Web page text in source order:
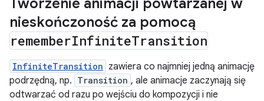
Tworzenie animacji powtarzanej w
nieskończoność za pomocą
rememberInfiniteTransition
InfiniteTransition zawiera co najmniej jedną animację
podrzędną, np. Transition , ale animacje zaczynają się
odtwarzać od razu po wejściu do kompozycji i nie